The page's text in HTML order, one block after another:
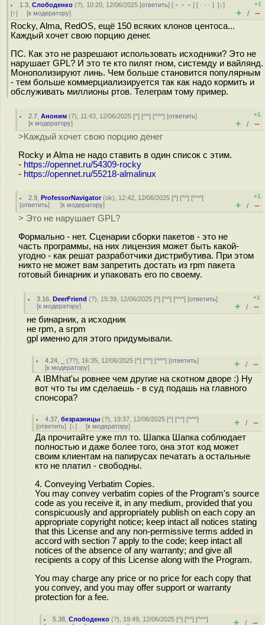
1.3 ,Слободенко (?), 10:20, 12/06/2025 [ответить] [ ﹢﹢﹢] [ · · ·][↓]
[↑] [к модератору]
+1
+ / –
Rocky, Alma, RedOS, ещё 150 всяких клонов центоса...
Каждый хочет свою порцию денег.
ПС. Как это не разрешают использовать исходники? Это не
нарушает GPL? И это те кто пилят гном, системду и вайлянд.
Монополизируют линь. Чем больше становится популярным
- тем больше коммерциализируется так как надо кормить и
обслуживать миллионы ртов. Телеграм тому пример.
2.7 ,Аноним (7), 11:43, 12/06/2025 [^] [^^] [^^^] [ответить]
[к модератору]
+1
+ / –
>Каждый хочет свою порцию денег
Rocky и Alma не надо ставить в один список с этим.
- https://opennet.ru/54309-rocky
- https://opennet.ru/55218-almalinux
2.9 ,ProfessorNavigator(ok), 12:42, 12/06/2025 [^] [^^] [^^^]
[ответить] [к модератору]
+1
+ / –
> Это не нарушает GPL?
Формально - нет. Сценарии сборки пакетов - это не
часть программы, на них лицензия может быть какой-
угодно - как решат разработчики дистрибутива. При этом
никто не может вам запретить достать из rpm пакета
готовый бинарник и упаковать его по своему.
3.16 ,DeerFriend (?), 15:39, 12/06/2025 [^] [^^] [^^^] [ответить]
[к модератору]
+1
+ / –
не бинарник, а исходник
не rpm, а srpm
gpl именно для этого придумывали.
4.24 (??), 16:35, 12/06/2025 [^] [^^] [^^^] [ответить]
[к модератору] + / –
А IBMhat'ы ровнее чем другие на скотном дворе :) Ну
вот что ты им сделаешь - в суд подашь на главного
спонсора?
4.37 ,безразницы (?), 19:37, 12/06/2025 [^] [^^] [^^^]
[ответить] [↓] [к модератору] + / –
Да прочитайте уже гпл то. Шапка Шапка соблюдает
полностью и даже более того, она этот код может
своим клиентам на папирусах печатать а остальные
кто не платил - свободны.
4. Conveying Verbatim Copies.
You may convey verbatim copies of the Program's source
code as you receive it, in any medium, provided that you
conspicuously and appropriately publish on each copy an
appropriate copyright notice; keep intact all notices stating
that this License and any non-permissive terms added in
accord with section 7 apply to the code; keep intact all
notices of the absence of any warranty; and give all
recipients a copy of this License along with the Program.
You may charge any price or no price for each copy that
you convey, and you may offer support or warranty
protection for a fee.
5.38 ,Слободенко (?), 19:49, 12/06/2025 [^] [^^] [^^^]
+ / –